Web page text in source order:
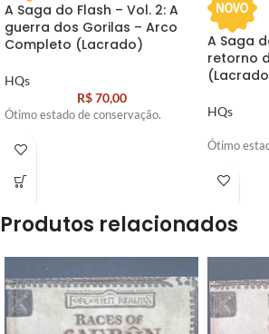
A Saga do Flash – Vol. 2: A
guerra dos Gorilas – Arco
Completo (Lacrado)
HQs
R$70,00
Ótimo estado de conservação.
A Saga
retorno
HQs
Ótimo
Produtos relacionados